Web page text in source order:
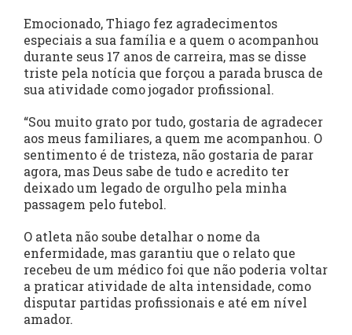
Emocionado, Thiago fez agradecimentos
especiais a sua família e a quem o acompanhou
durante seus 17 anos de carreira, mas se disse
triste pela notícia que forçou a parada brusca de
sua atividade como jogador profissional.
“Sou muito grato por tudo, gostaria de agradecer
aos meus familiares, a quem me acompanhou. O
sentimento é de tristeza, não gostaria de parar
agora, mas Deus sabe de tudo e acredito ter
deixado um legado de orgulho pela minha
passagem pelo futebol.
O atleta não soube detalhar o nome da
enfermidade, mas garantiu que o relato que
recebeu de um médico foi que não poderia voltar
a praticar atividade de alta intensidade, como
disputar partidas profissionais e até em nível
amador.